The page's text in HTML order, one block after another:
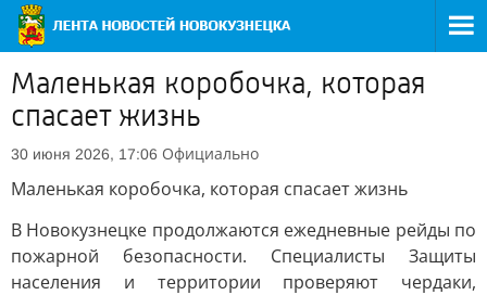
Маленькая коробочка, которая
спасает жизнь
30 июня 2026, 17:06 Официально
Маленькая коробочка, которая спасает жизнь
В Новокузнецке продолжаются ежедневные рейды по
пожарной безопасности. Специалисты Защиты
населения и территории проверяют чердаки,